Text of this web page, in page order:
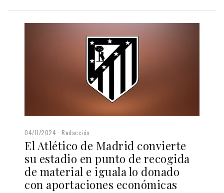
04/11/2024 Redacción
El Atlético de Madrid convierte
su estadio en punto de recogida
de material e iguala lo donado
con aportaciones económicas